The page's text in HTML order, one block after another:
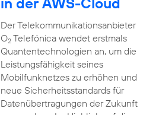
Der Telekommunikationsanbieter
O2Telefónica wendet erstmals
Quantentechnologien an, um die
Leistungsfähigkeit seines
Mobilfunknetzes zu erhöhen und
neue Sicherheitsstandards für
Datenübertragungen der Zukunft